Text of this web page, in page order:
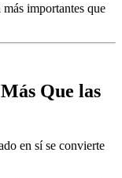
importantes que
Que las
en sí se convierte